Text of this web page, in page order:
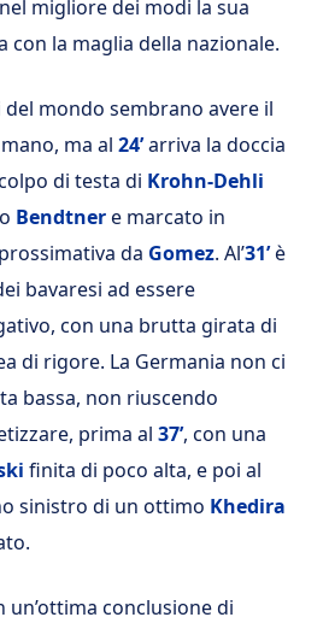
migliore dei modi la sua
con la maglia della nazionale.
mondo sembrano avere il
ma al 24’arriva la doccia
di testa di Krohn-Dehli
Bendtnere marcato in
da Gomez. Al’31’è
bavaresi ad essere
con una brutta girata di
di rigore. La Germania non ci
bassa, non riuscendo
prima al 37’, con una
finita di poco alta, e poi al
sinistro di un ottimo Khedira
un’ottima conclusione di